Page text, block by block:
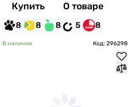
Купить О товаре
8 8 8 5 8
В наличии Код: 296298